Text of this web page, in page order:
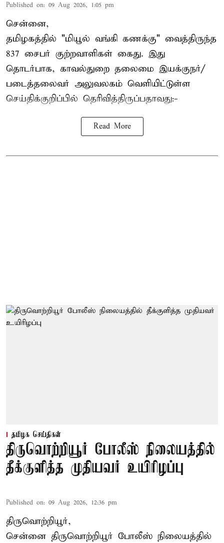
Published on: 09 Aug 2026, 1:05 pm
சென்னை,
தமிழகத்தில் "மியூல் வங்கி கணக்கு" வைத்திருந்த
837 சைபர் குற்றவாளிகள் கைது. இது
தொடர்பாக, காவல்துறை தலைமை இயக்குநர்/
படைத்தலைவர் அலுவலகம் வெளியிட்டுள்ள
செய்திக்குறிப்பில் தெரிவித்திருப்பதாவது:-
Read More
தமிழக செய்திகள்
திருவொற்றியூர் போலீஸ் நிலையத்தில்
தீக்குளித்த முதியவர் உயிரிழப்பு
Published on: 09 Aug 2026, 12:36 pm
திருவொற்றியூர்,
சென்னை திருவொற்றியூர் போலீஸ் நிலையத்தில்